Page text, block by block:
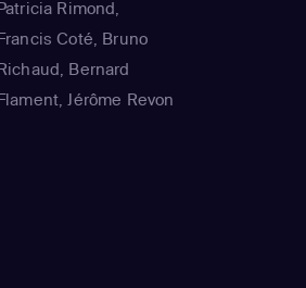
Rimond,
Coté, Bruno
Bernard
Jérôme Revon